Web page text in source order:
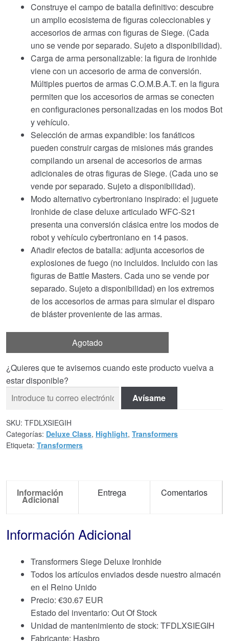
Construye el campo de batalla definitivo: descubre
un amplio ecosistema de figuras coleccionables y
accesorios de armas con figuras de Siege. (Cada
uno se vende por separado. Sujeto a disponibilidad).
Carga de arma personalizable: la figura de ironhide
viene con un accesorio de arma de conversión.
Múltiples puertos de armas C.O.M.B.A.T. en la figura
permiten que los accesorios de armas se conecten
en configuraciones personalizadas en los modos Bot
y vehículo.
Selección de armas expandible: los fanáticos
pueden construir cargas de misiones más grandes
compilando un arsenal de accesorios de armas
adicionales de otras figuras de Siege. (Cada uno se
vende por separado. Sujeto a disponibilidad).
Modo alternativo cybertroniano inspirado: el juguete
Ironhide de clase deluxe articulado WFC-S21
presenta una conversión clásica entre los modos de
robot y vehículo cybertroniano en 14 pasos.
Añadir efectos de batalla: adjunta accesorios de
explosiones de fuego (no incluidos. Incluido con las
figuras de Battle Masters. Cada uno se vende por
separado. Sujeto a disponibilidad) en los extremos
de los accesorios de armas para simular el disparo
de bláster proveniente de las armas.
Agotado
¿Quieres que te avisemos cuando este producto vuelva a
estar disponible?
Avísame
SKU: TFDLXSIEGIH
Categorías: Deluxe Class, Highlight, Transformers
Etiqueta: Transformers
Información
Adicional
Entrega Comentarios
Información Adicional
Transformers Siege Deluxe Ironhide
Todos los artículos enviados desde nuestro almacén
en el Reino Unido
Precio: €30.67 EUR
Estado del inventario: Out Of Stock
Unidad de mantenimiento de stock: TFDLXSIEGIH
Fabricante: Hasbro